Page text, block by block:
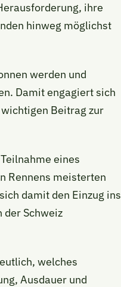
ihre
hinweg möglichst
werden und
Damit engagiert sich
Beitrag zur
eines
Rennens meisterten
damit den Einzug ins
der Schweiz
welches
Ausdauer und